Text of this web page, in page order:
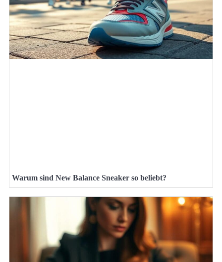
Warum sind New Balance Sneaker so beliebt?